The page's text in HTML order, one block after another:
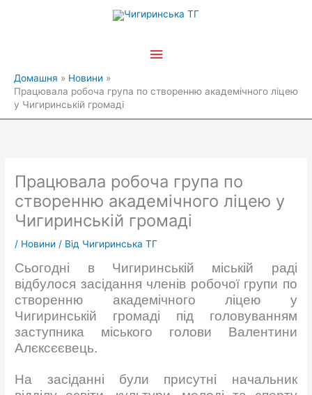
Головне
Домашня
Новини
Працювала робоча група по створенню академічного ліцею
у Чигиринській громаді
Працювала робоча група по
створенню академічного ліцею у
Чигиринській громаді
/ Новини / Від Чигиринська ТГ
Сьогодні в Чигиринській міській раді
відбулося засідання членів робочої групи по
створенню академічного ліцею у
Чигиринській громаді під головуванням
заступника міського голови Валентини
Алєксєєвець.
На засіданні були присутні начальник